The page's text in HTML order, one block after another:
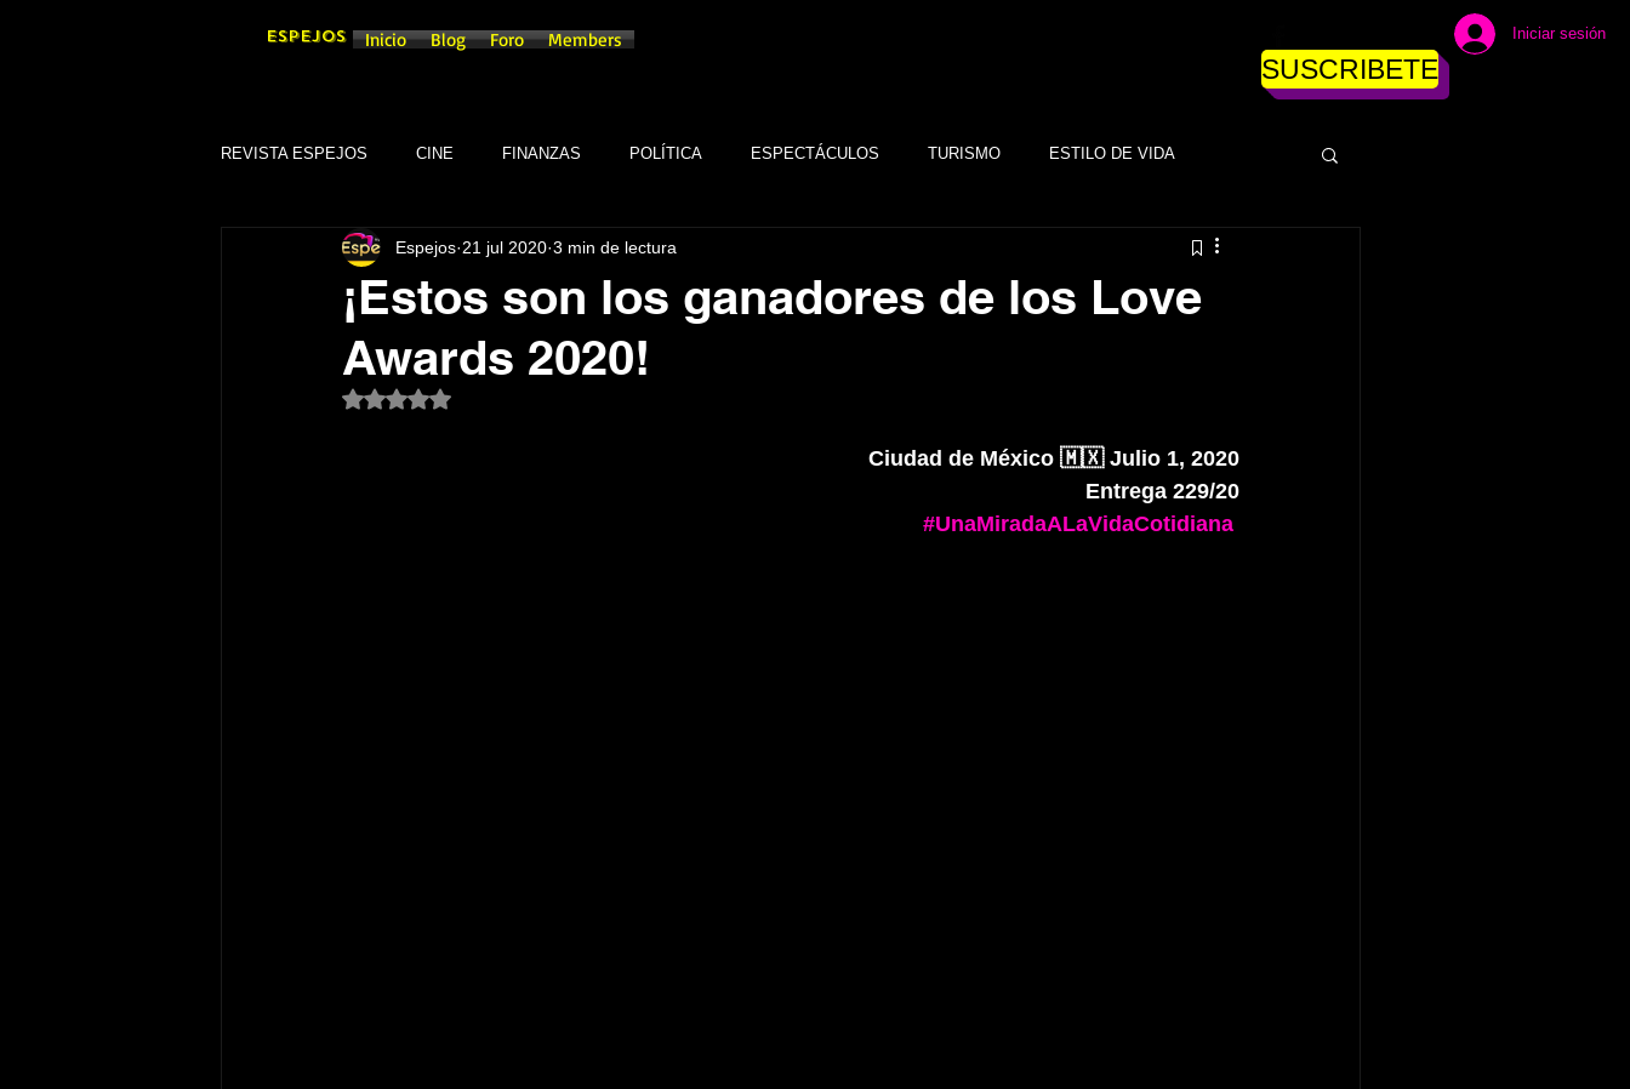
ESPEJOS Inicio Blog Foro Members
SUSCRIBETE
Iniciar sesión
REVISTA ESPEJOS CINE FINANZAS POLÍTICA ESPECTÁCULOS TURISMO ESTILO DE VIDA
DEPORTES SOCIEDAD TECNOLOGÍA
SINDICATOS FSTSE CINE
CULTURA NEGOCIOS
¡Estos son los ganadores de los Love
Awards 2020!
Espejos 21 jul 2020 3 min de lectura
Obtuvo NaN de 5 estrellas.
Ciudad de México 🇲🇽 Julio 1, 2020
Entrega 229/20
#UnaMiradaALaVidaCotidiana